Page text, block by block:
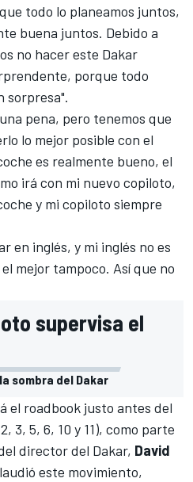
todo lo planeamos juntos,
buena juntos. Debido a
no hacer este Dakar
porque todo
sorpresa".
pena, pero tenemos que
lo mejor posible con el
es realmente bueno, el
irá con mi nuevo copiloto,
y mi copiloto siempre
en inglés, y mi inglés no es
mejor tampoco. Así que no
supervisa el
sombra del Dakar
el roadbook justo antes del
3, 5, 6, 10 y 11), como parte
director del Dakar, David
este movimiento,